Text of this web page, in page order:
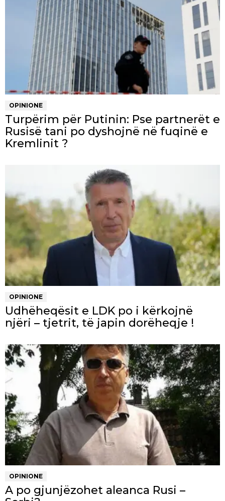
OPINIONE
Turpërim për Putinin: Pse partnerët e
Rusisë tani po dyshojnë në fuqinë e
Kremlinit ?
OPINIONE
Udhëheqësit e LDK po i kërkojnë
njëri – tjetrit, të japin dorëheqje !
OPINIONE
A po gjunjëzohet aleanca Rusi –